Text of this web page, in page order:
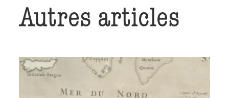
Autres articles